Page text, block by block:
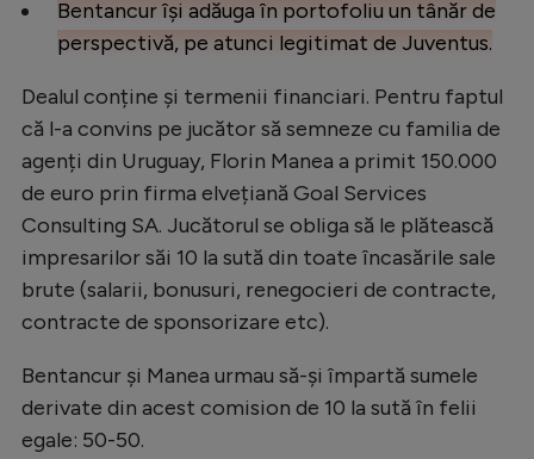
Bentancur își adăuga în portofoliu un tânăr de
perspectivă, pe atunci legitimat de Juventus.
Dealul conține și termenii financiari. Pentru faptul
că l-a convins pe jucător să semneze cu familia de
agenți din Uruguay, Florin Manea a primit 150.000
de euro prin firma elvețiană Goal Services
Consulting SA. Jucătorul se obliga să le plătească
impresarilor săi 10 la sută din toate încasările sale
brute (salarii, bonusuri, renegocieri de contracte,
contracte de sponsorizare etc).
Bentancur și Manea urmau să-și împartă sumele
derivate din acest comision de 10 la sută în felii
egale: 50-50.